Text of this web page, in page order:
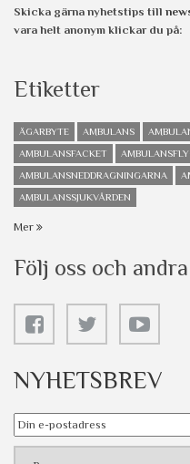
Skicka gärna nyhetstips till
vara helt anonym klickar du på:
Etiketter
ÄGARBYTE AMBULANS
AMBULANSFACKET
AMBULANSNEDDRAGNINGARNA
AMBULANSSJUKVÅRDEN
Mer
Följ oss och
NYHETSBREV